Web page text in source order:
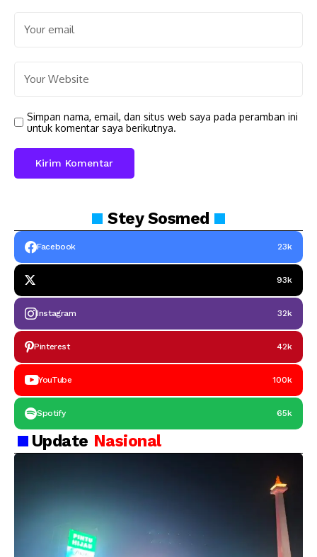
Simpan nama, email, dan situs web saya pada peramban ini
untuk komentar saya berikutnya.
SteySosmed
Facebook 23k
93k
Instagram 32k
Pinterest 42k
YouTube 100k
Spotify 65k
Update Nasional